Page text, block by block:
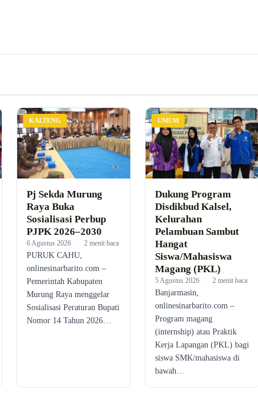
KALTENG
Pj Sekda Murung
Raya Buka
Sosialisasi Perbup
PJPK 2026–2030
6 Agustus 2026 · 2 menit baca
PURUK CAHU,
onlinesinarbarito.com –
Pemerintah Kabupaten
Murung Raya menggelar
Sosialisasi Peraturan Bupati
Nomor 14 Tahun 2026…
UMUM
Dukung Program
Disdikbud Kalsel,
Kelurahan
Pelambuan Sambut
Hangat
Siswa/Mahasiswa
Magang (PKL)
5 Agustus 2026 · 2 menit baca
Banjarmasin,
onlinesinarbarito.com –
Program magang
(internship) atau Praktik
Kerja Lapangan (PKL) bagi
siswa SMK/mahasiswa di
bawah…